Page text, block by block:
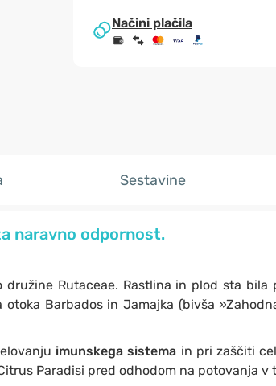
Načini plačila
Sestavine
naravno odpornost.
družine Rutaceae. Rastlina in plod sta bila
Barbados in Jamajka (bivša
imunskega sistema in pri zaščiti
Paradisi pred odhodom na potovanja v